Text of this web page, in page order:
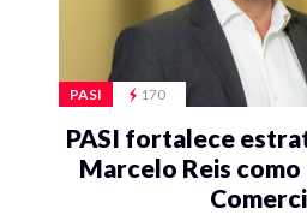
PASI 170
PASI fortalece
Marcelo Reis